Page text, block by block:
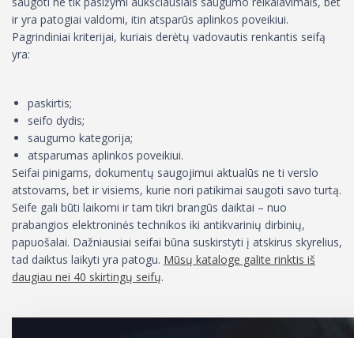
ir yra patogiai valdomi, itin atsparūs aplinkos poveikiui.
Pagrindiniai kriterijai, kuriais derėtų vadovautis renkantis seifą
yra:
paskirtis;
seifo dydis;
saugumo kategorija;
atsparumas aplinkos poveikiui.
Seifai pinigams, dokumentų saugojimui aktualūs ne ti verslo
atstovams, bet ir visiems, kurie nori patikimai saugoti savo turtą.
Seife gali būti laikomi ir tam tikri brangūs daiktai – nuo
prabangios elektroninės technikos iki antikvarinių dirbinių,
papuošalai. Dažniausiai seifai būna suskirstyti į atskirus skyrelius,
tad daiktus laikyti yra patogu. Mūsų kataloge galite rinktis iš
daugiau nei 40 skirtingų seifų.